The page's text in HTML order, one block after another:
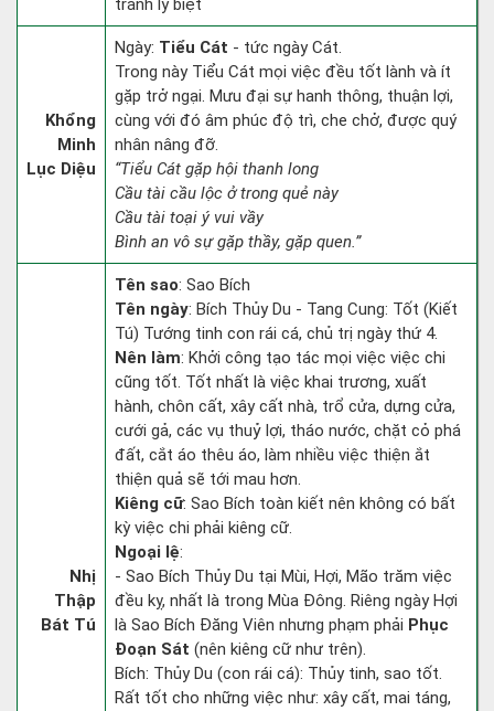
tránh ly biệt
Khổng
Minh
Lục Diệu
Ngày: Tiểu Cát - tức ngày Cát.
Trong này Tiểu Cát mọi việc đều tốt lành và ít
gặp trở ngại. Mưu đại sự hanh thông, thuận lợi,
cùng với đó âm phúc độ trì, che chở, được quý
nhân nâng đỡ.
“Tiểu Cát gặp hội thanh long
Cầu tài cầu lộc ở trong quẻ này
Cầu tài toại ý vui vầy
Bình an vô sự gặp thầy, gặp quen.”
Nhị
Thập
Bát Tú
Tên sao: Sao Bích
Tên ngày: Bích Thủy Du - Tang Cung: Tốt (Kiết
Tú) Tướng tinh con rái cá, chủ trị ngày thứ 4.
Nên làm: Khởi công tạo tác mọi việc việc chi
cũng tốt. Tốt nhất là việc khai trương, xuất
hành, chôn cất, xây cất nhà, trổ cửa, dựng cửa,
cưới gả, các vụ thuỷ lợi, tháo nước, chặt cỏ phá
đất, cắt áo thêu áo, làm nhiều việc thiện ắt
thiện quả sẽ tới mau hơn.
Kiêng cữ: Sao Bích toàn kiết nên không có bất
kỳ việc chi phải kiêng cữ.
Ngoại lệ:
- Sao Bích Thủy Du tại Mùi, Hợi, Mão trăm việc
đều kỵ, nhất là trong Mùa Đông. Riêng ngày Hợi
là Sao Bích Đăng Viên nhưng phạm phải Phục
Đoạn Sát (nên kiêng cữ như trên).
Bích: Thủy Du (con rái cá): Thủy tinh, sao tốt.
Rất tốt cho những việc như: xây cất, mai táng,